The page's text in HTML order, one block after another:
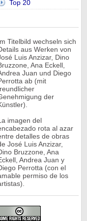
Top 20
Titelbild wechseln sich
aus Werken von
Luis Anzizar, Dino
Ana Eckell,
Juan und Diego
ab (mit
der
imagen del
rota al azar
detalles de obras
José Luis Anzizar,
Bruzzone, Ana
Andrea Juan y
Perrotta (con el
permiso de los